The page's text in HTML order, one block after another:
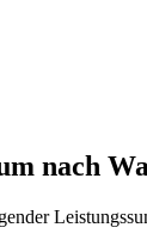
nach